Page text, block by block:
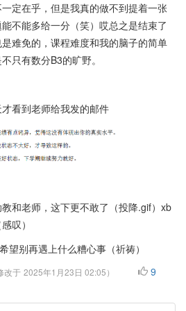
定在乎，但是我真的做不到提着一张
不能多给一分（笑）哎总之是结束了
难免的，课程难度和我的脑子的简单
只有数分B3的旷野。
看到老师给我发的邮件
和老师，这下更不敢了（投降.gif）xb
叹）
望别再遇上什么糟心事（祈祷）
改于 2025年1月23日 02:05）
9